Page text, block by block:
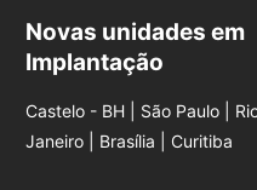
Novas unidades em
Implantação
Castelo - BH | São Paulo |
Janeiro | Brasília | Curitiba